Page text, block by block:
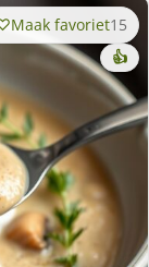
Maak favoriet15
👍